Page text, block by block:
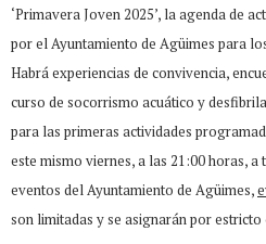
‘Primavera Joven 2025’, la agenda de
por el Ayuntamiento de Agüimes para
Habrá experiencias de convivencia,
curso de socorrismo acuático y
para las primeras actividades
este mismo viernes, a las 21:00 horas, a
eventos del Ayuntamiento de Agüimes,
son limitadas y se asignarán por estricto